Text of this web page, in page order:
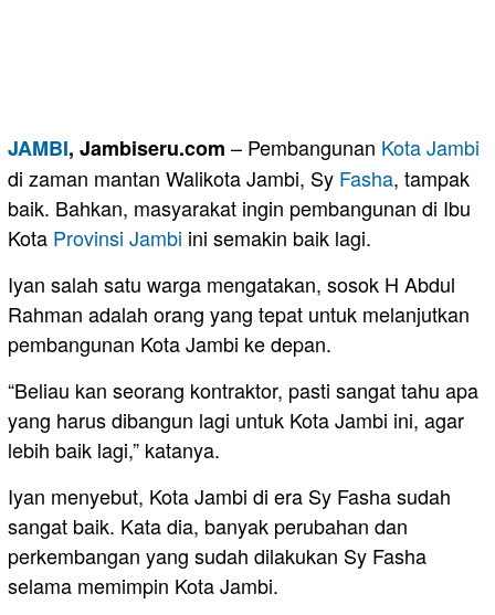
JAMBI, Jambiseru.com – Pembangunan Kota Jambi
di zaman mantan Walikota Jambi, Sy Fasha, tampak
baik. Bahkan, masyarakat ingin pembangunan di Ibu
Kota Provinsi Jambi ini semakin baik lagi.
Iyan salah satu warga mengatakan, sosok H Abdul
Rahman adalah orang yang tepat untuk melanjutkan
pembangunan Kota Jambi ke depan.
“Beliau kan seorang kontraktor, pasti sangat tahu apa
yang harus dibangun lagi untuk Kota Jambi ini, agar
lebih baik lagi,” katanya.
Iyan menyebut, Kota Jambi di era Sy Fasha sudah
sangat baik. Kata dia, banyak perubahan dan
perkembangan yang sudah dilakukan Sy Fasha
selama memimpin Kota Jambi.